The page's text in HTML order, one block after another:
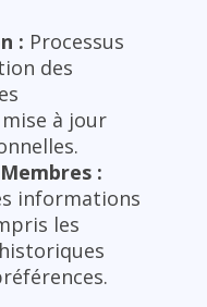
: Processus
des
à jour
:
informations
les